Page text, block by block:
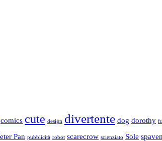
comics cute design divertente dog dorothy
Pan pubblicità robot scarecrow scienziato Sole